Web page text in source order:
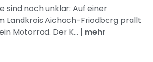
sind noch unklar: Auf einer
Landkreis Aichach-Friedberg prallt
Motorrad. Der K... | mehr